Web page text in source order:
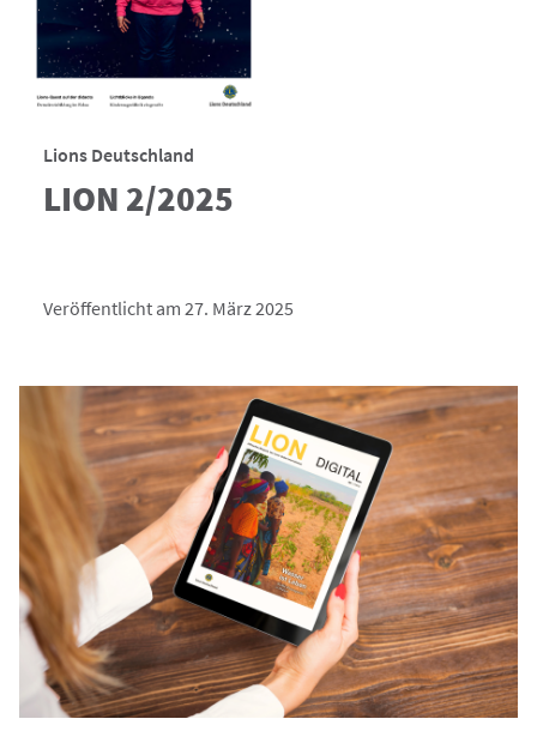
Lions Deutschland
LION 2/2025
Veröffentlicht am 27. März 2025